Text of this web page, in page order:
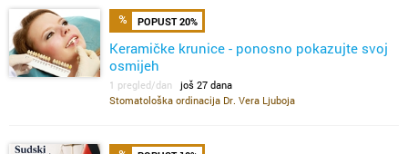
POPUST 20%
Keramičke krunice - ponosno pokazujte svoj
osmijeh
1 pregled/dan još 27 dana
Stomatološka ordinacija Dr. Vera Ljuboja